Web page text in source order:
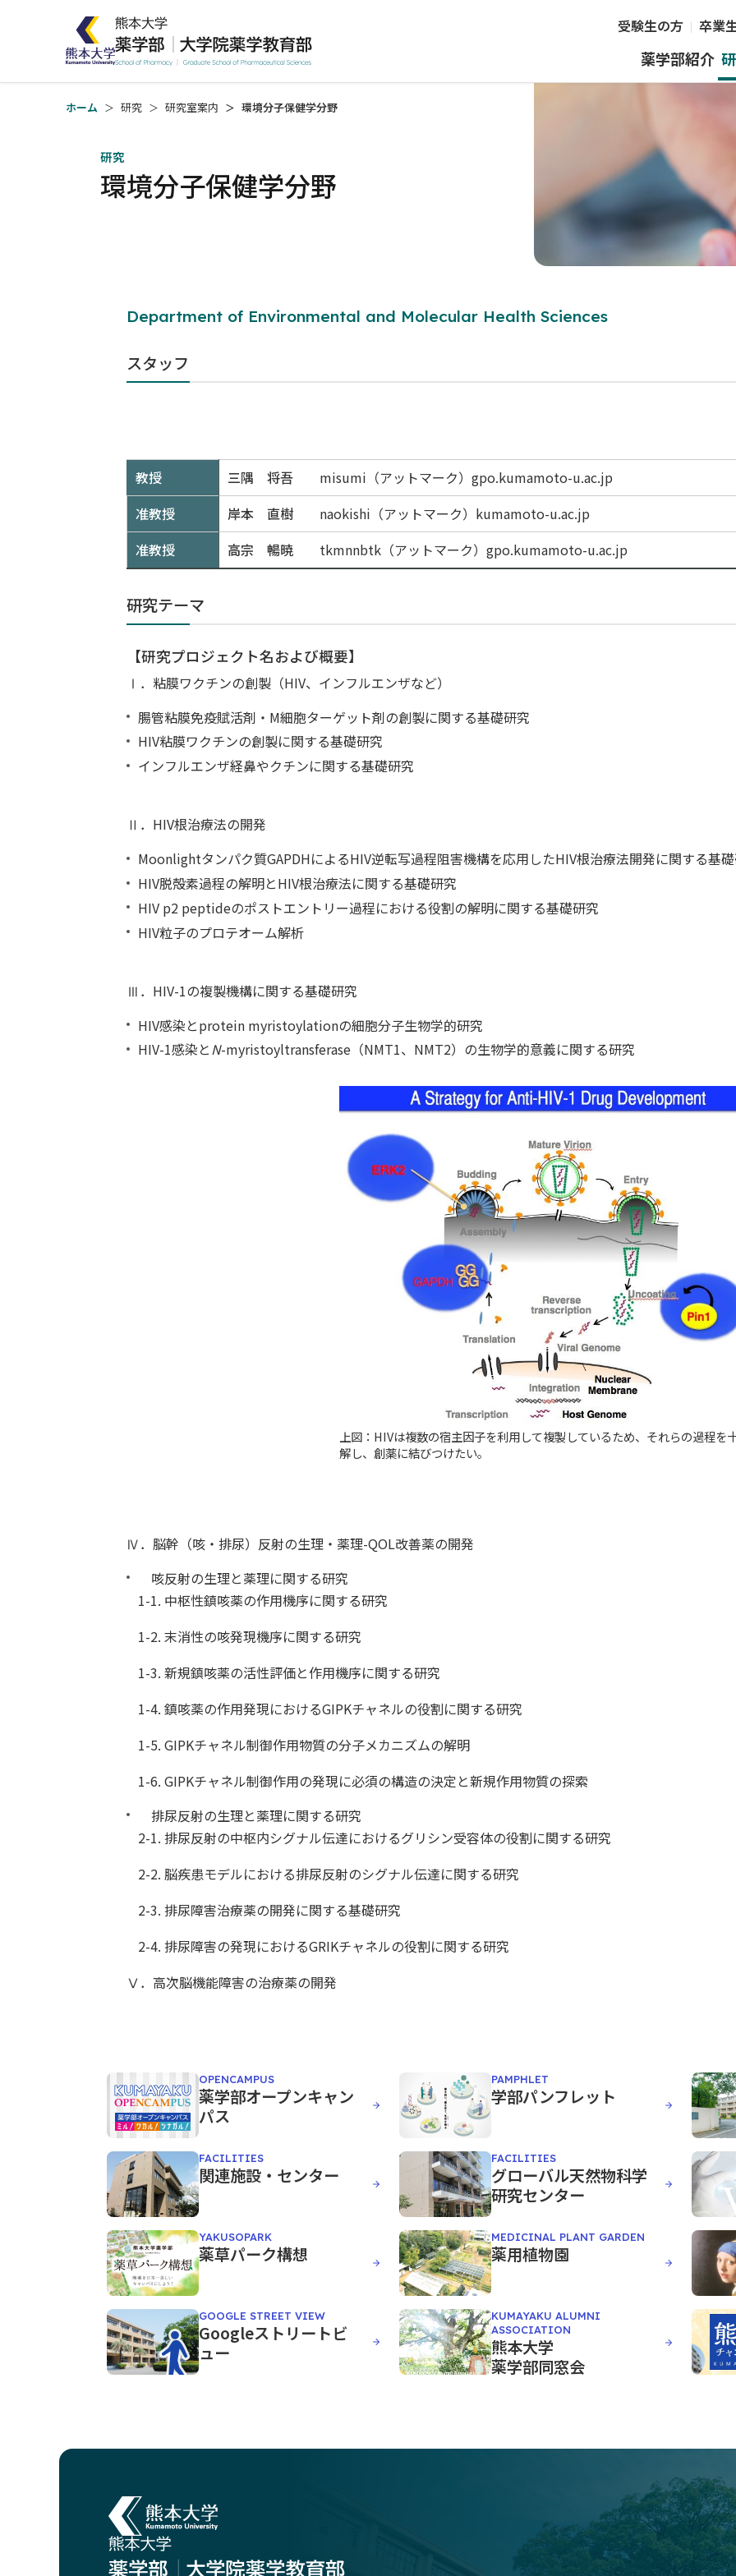
受験生の方 卒業
薬学部紹介
ホーム 研究 研究室案内 環境分子保健学分野
研究
環境分子保健学分野
Department of Environmental and Molecular Health Sciences
スタッフ
教授 三隅 将吾
misumi（アットマーク）gpo.kumamoto-u.ac.jp
准教授
岸本 直樹
naokishi（アットマーク）kumamoto-u.ac.jp
准教授
高宗 暢暁 tkmnnbtk（アットマーク）gpo.kumamoto-u.ac.jp
研究テーマ
【研究プロジェクト名および概要】
Ⅰ．粘膜ワクチンの創製（HIV、インフルエンザなど）
腸管粘膜免疫賦活剤・M細胞ターゲット剤の創製に関する基礎研究
HIV粘膜ワクチンの創製に関する基礎研究
インフルエンザ経鼻やクチンに関する基礎研究
Ⅱ．HIV根治療法の開発
Moonlightタンパク質GAPDHによるHIV逆転写過程阻害機構を応用したHIV根治療法開発に関する基
HIV脱殻素過程の解明とHIV根治療法に関する基礎研究
HIV p2 peptideのポストエントリー過程における役割の解明に関する基礎研究
HIV粒子のプロテオーム解析
Ⅲ．HIV-1の複製機構に関する基礎研究
HIV感染とprotein myristoylationの細胞分子生物学的研究
HIV-1感染とN-myristoyltransferase（NMT1、NMT2）の生物学的意義に関する研究
上図：HIVは複数の宿主因子を利用して複製しているため、それらの過程を
解し、創薬に結びつけたい。
Ⅳ．脳幹（咳・排尿）反射の生理・薬理-QOL改善薬の開発
咳反射の生理と薬理に関する研究
1-1. 中枢性鎮咳薬の作用機序に関する研究
1-2. 末消性の咳発現機序に関する研究
1-3. 新規鎮咳薬の活性評価と作用機序に関する研究
1-4. 鎮咳薬の作用発現におけるGIPKチャネルの役割に関する研究
1-5. GIPKチャネル制御作用物質の分子メカニズムの解明
1-6. GIPKチャネル制御作用の発現に必須の構造の決定と新規作用物質の探索
排尿反射の生理と薬理に関する研究
2-1. 排尿反射の中枢内シグナル伝達におけるグリシン受容体の役割に関する研究
2-2. 脳疾患モデルにおける排尿反射のシグナル伝達に関する研究
2-3. 排尿障害治療薬の開発に関する基礎研究
2-4. 排尿障害の発現におけるGRIKチャネルの役割に関する研究
Ⅴ．高次脳機能障害の治療薬の開発
OPENCAMPUS
薬学部オープンキャン
パス
PAMPHLET
学部パンフレット
FACILITIES
関連施設・センター
FACILITIES
グローバル天然物科学
研究センター
YAKUSOPARK
薬草パーク構想
MEDICINAL PLANT GARDEN
薬用植物園
GOOGLE STREET VIEW
Googleストリートビ
ュー
KUMAYAKU ALUMNI
ASSOCIATION
熊本大学
薬学部同窓会